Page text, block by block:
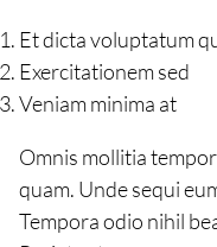
Et dicta voluptatum
Exercitationem sed
Veniam minima at
Omnis mollitia
quam. Unde sequi
Tempora odio nihil